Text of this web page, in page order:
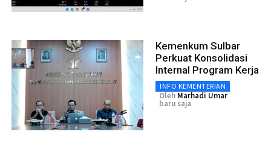
Kemenkum Sulbar
Perkuat Konsolidasi
Internal Program Kerja
INFO KEMENTERIAN
Oleh Marhadi Umar
baru saja